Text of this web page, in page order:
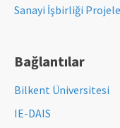
Sanayi İşbirliği
Bağlantılar
Bilkent Üniversitesi
IE-DAIS